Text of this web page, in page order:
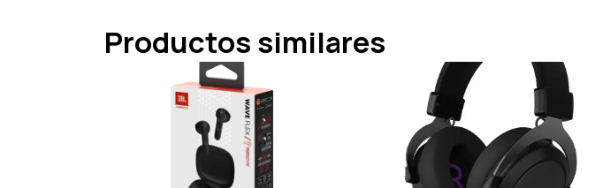
Productos similares